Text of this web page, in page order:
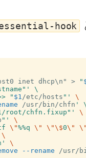
hook
inet dhcp\n" >
"
"$1/etc/hosts "' \
/usr/bin/chfn
root/chfn.fixup"'
\
"' \
\"%%q \" \"\$0\"
\
\
--rename /usr/